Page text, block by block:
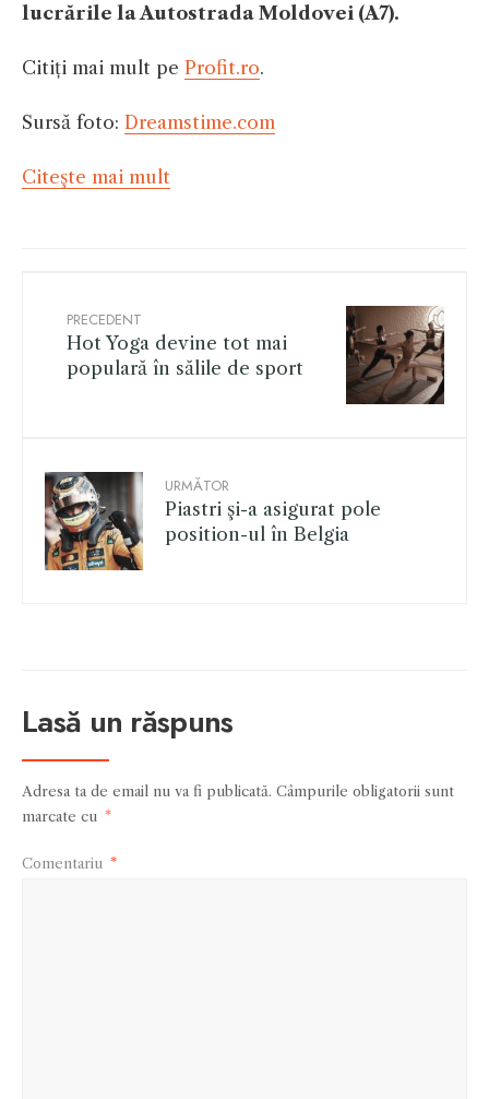
lucrările la Autostrada Moldovei (A7).
Citiți mai mult pe Profit.ro.
Sursă foto: Dreamstime.com
Citeşte mai mult
PRECEDENT
Hot Yoga devine tot mai
populară în sălile de sport
URMĂTOR
Piastri şi-a asigurat pole
position-ul în Belgia
Lasă un răspuns
Adresa ta de email nu va fi publicată. Câmpurile obligatorii sunt
marcate cu *
Comentariu *